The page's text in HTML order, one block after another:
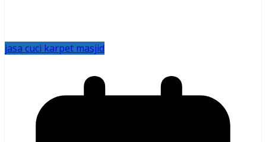
jasa cuci karpet masjid